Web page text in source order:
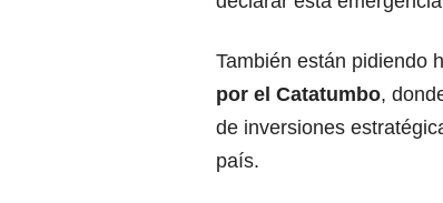
También están pidiendo
por el Catatumbo,
de inversiones
país.